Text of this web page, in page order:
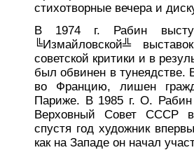
стихотворные вечера и
В 1974 г. Рабин
╚Измайловской╩
советской критики и в
был обвинен в тунеядстве.
во Францию, лишен
Париже. В 1985 г. О.
Верховный Совет СССР
спустя год художник
как на Западе он начал